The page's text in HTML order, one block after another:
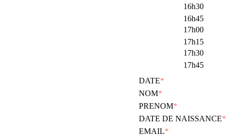
16h30
16h45
17h00
17h15
17h30
17h45
DATE*
NOM*
PRENOM*
DATE DE NAISSANCE*
EMAIL*